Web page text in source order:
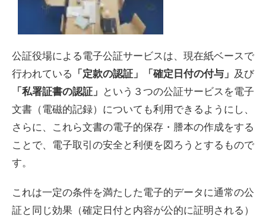
公証役場による電子公証サービスは、現在紙ベースで
行われている 「定款の認証」「確定日付の付与」 及び
「私署証書の認証」 という３つの公証サービスを電子
文書（電磁的記録）についても利用できるようにし、
さらに、これら文書の電子的保存・謄本の作成をする
ことで、電子取引の安全と利便を図ろうとするもので
す。
これは一定の条件を満たした電子的データに通常の公
証と同じ効果（確定日付と内容が公的に証明される）